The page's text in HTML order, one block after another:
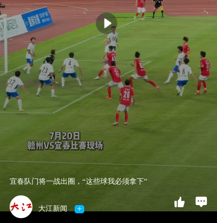
宜春队门将一战出圈，“这些球我必须拿下”
大江新闻 +